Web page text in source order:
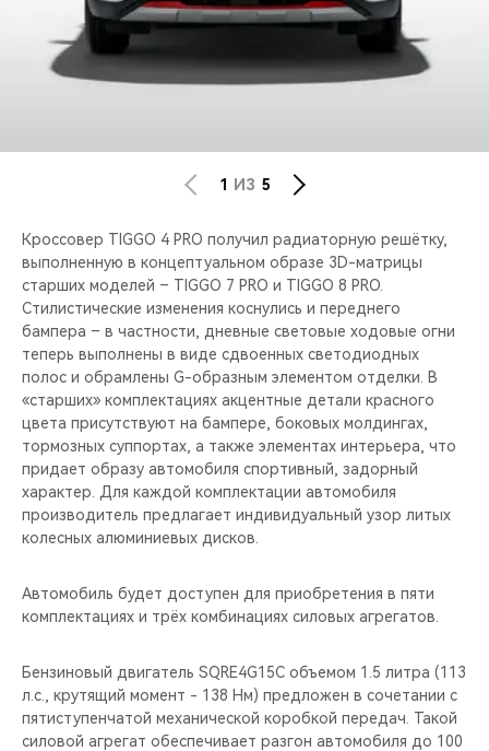
1 ИЗ 5
Кроссовер TIGGO 4 PRO получил радиаторную решётку,
выполненную в концептуальном образе 3D-матрицы
старших моделей – TIGGO 7 PRO и TIGGO 8 PRO.
Стилистические изменения коснулись и переднего
бампера – в частности, дневные световые ходовые огни
теперь выполнены в виде сдвоенных светодиодных
полос и обрамлены G-образным элементом отделки. В
«старших» комплектациях акцентные детали красного
цвета присутствуют на бампере, боковых молдингах,
тормозных суппортах, а также элементах интерьера, что
придает образу автомобиля спортивный, задорный
характер. Для каждой комплектации автомобиля
производитель предлагает индивидуальный узор литых
колесных алюминиевых дисков.
Автомобиль будет доступен для приобретения в пяти
комплектациях и трёх комбинациях силовых агрегатов.
Бензиновый двигатель SQRE4G15C объемом 1.5 литра (113
л.c., крутящий момент - 138 Нм) предложен в сочетании с
пятиступенчатой механической коробкой передач. Такой
силовой агрегат обеспечивает разгон автомобиля до 100